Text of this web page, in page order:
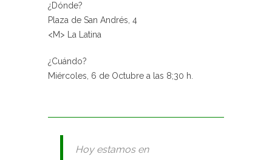
¿Dónde?
Plaza de San Andrés, 4
<M> La Latina
¿Cuándo?
Miércoles, 6 de Octubre a las 8;30 h.
Hoy estamos en